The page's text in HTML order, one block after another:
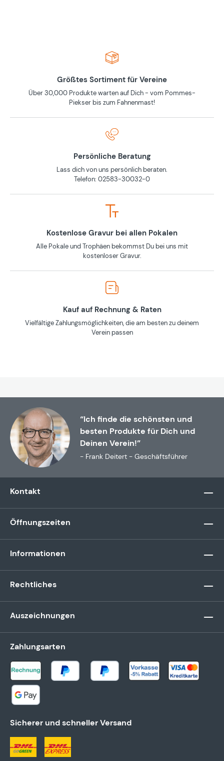
Größtes Sortiment für Vereine
Über 30,000 Produkte warten auf Dich - vom Pommes-
Piekser bis zum Fahnenmast!
Persönliche Beratung
Lass dich von uns persönlich beraten.
Telefon: 02583-30032-0
Kostenlose Gravur bei allen Pokalen
Alle Pokale und Trophäen bekommst Du bei uns mit
kostenloser Gravur.
Kauf auf Rechnung & Raten
Vielfältige Zahlungsmöglichkeiten, die am besten zu deinem
Verein passen
“Ich finde die schönsten und
besten Produkte für Dich und
Deinen Verein!”
- Frank Deitert - Geschäftsführer
Kontakt
Öffnungszeiten
Informationen
Rechtliches
Auszeichnungen
Zahlungsarten
Sicherer und schneller Versand